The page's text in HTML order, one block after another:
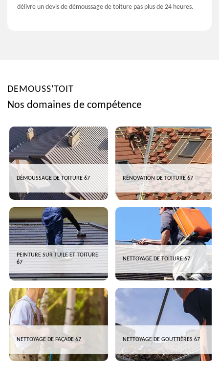
délivre un devis de démoussage de toiture pas plus de 24 heures.
DEMOUSS'TOIT
Nos domaines de compétence
DÉMOUSSAGE DE TOITURE 67 RÉNOVATION DE TOITURE 67
PEINTURE SUR TUILE ET TOITURE
67
NETTOYAGE DE TOITURE 67
NETTOYAGE DE FAÇADE 67 NETTOYAGE DE GOUTTIÈRES 67